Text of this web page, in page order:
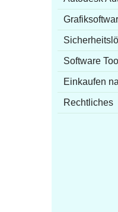
Software
Einkaufen
Rechtliches